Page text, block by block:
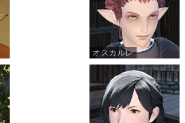
オスカルレ